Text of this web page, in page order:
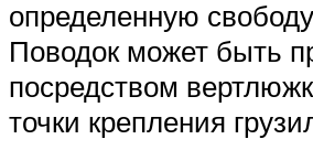
определенную
Поводок может быть
посредством
точки крепления